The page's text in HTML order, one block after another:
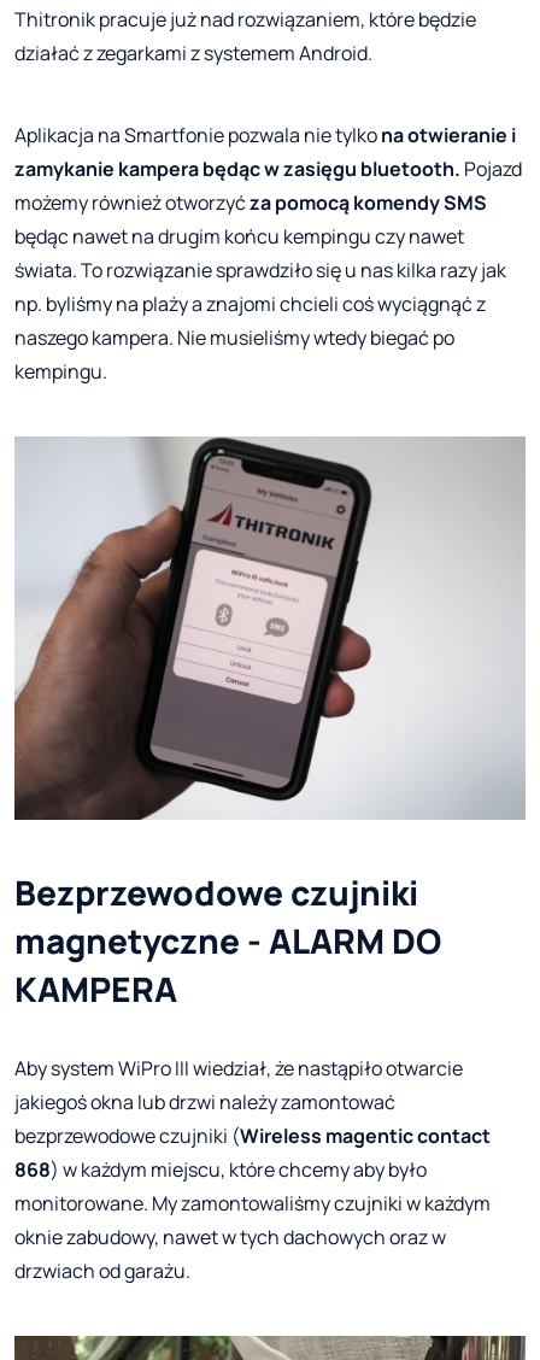
Thitronik pracuje już nad rozwiązaniem, które będzie
działać z zegarkami z systemem Android.
Aplikacja na Smartfonie pozwala nie tylkona otwieranie i
zamykanie kampera będąc w zasięgu bluetooth. Pojazd
możemy również otworzyćza pomocą komendy SMS
będąc nawet na drugim końcu kempingu czy nawet
świata. To rozwiązanie sprawdziło się u nas kilka razy jak
np. byliśmy na plaży a znajomi chcieli coś wyciągnąć z
naszego kampera. Nie musieliśmy wtedy biegać po
kempingu.
Bezprzewodowe czujniki
magnetyczne - ALARM DO
KAMPERA
Aby system WiPro III wiedział, że nastąpiło otwarcie
jakiegoś okna lub drzwi należy zamontować
bezprzewodowe czujniki (Wireless magentic contact
868) w każdym miejscu, które chcemy aby było
monitorowane. My zamontowaliśmy czujniki w każdym
oknie zabudowy, nawet w tych dachowych oraz w
drzwiach od garażu.